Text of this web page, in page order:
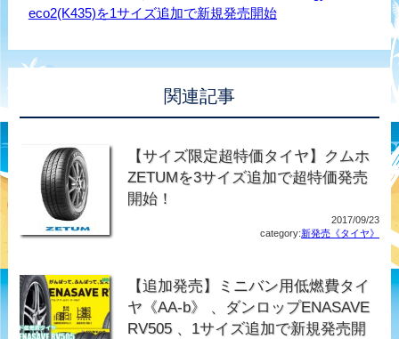
eco2(K435)を1サイズ追加で新規発売開始
関連記事
【サイズ限定超特価タイヤ】クムホ
ZETUMを3サイズ追加で超特価発売
開始！
2017/09/23
category:新発売《タイヤ》
【追加発売】ミニバン用低燃費タイ
ヤ《AA-b》 、ダンロップENASAVE
RV505 、1サイズ追加で新規発売開